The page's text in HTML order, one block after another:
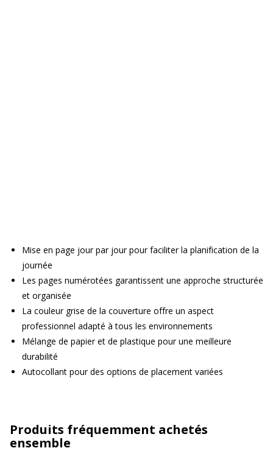
Mise en page jour par jour pour faciliter la planification de la
journée
Les pages numérotées garantissent une approche structurée
et organisée
La couleur grise de la couverture offre un aspect
professionnel adapté à tous les environnements
Mélange de papier et de plastique pour une meilleure
durabilité
Autocollant pour des options de placement variées
Produits fréquemment achetés
ensemble